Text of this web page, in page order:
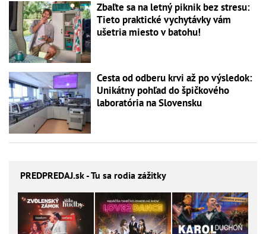
Zbaľte sa na letný piknik bez stresu:
Tieto praktické vychytávky vám
ušetria miesto v batohu!
Cesta od odberu krvi až po výsledok:
Unikátny pohľad do špičkového
laboratória na Slovensku
PREDPREDAJ.sk - Tu sa rodia zážitky